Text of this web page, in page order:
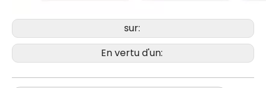
sur:
En vertu d'un: